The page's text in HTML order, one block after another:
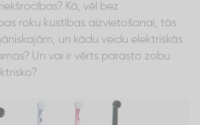
Kā, vēl bez
roku kustības aizvietošanai, tās
un kādu veidu elektriskās
Un vai ir vērts parasto zobu